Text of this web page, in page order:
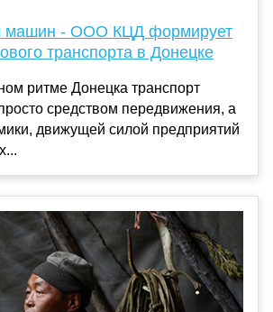
машин - ООО КЦД формирует
транспорта в Донецке
ритме Донецка транспорт
средством передвижения, а
движущей силой предприятий